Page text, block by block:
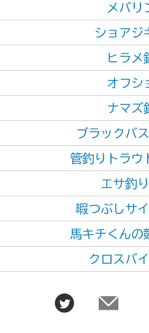
メバリ
ショアジ
ヒラメ
オフシ
ナマズ
ブラックバ
管釣りトラウ
エサ釣
暇つぶしサ
馬キチくんの
クロスバ